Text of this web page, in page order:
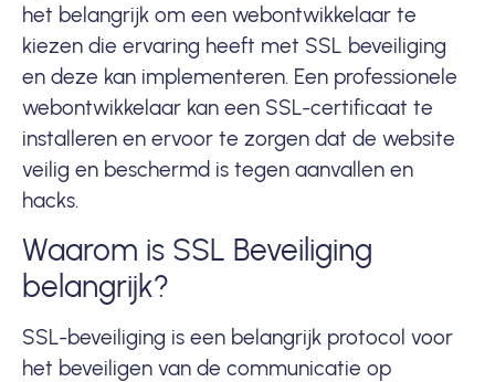
het belangrijk om een webontwikkelaar te
kiezen die ervaring heeft met SSL beveiliging
en deze kan implementeren. Een professionele
webontwikkelaar kan een SSL-certificaat te
installeren en ervoor te zorgen dat de website
veilig en beschermd is tegen aanvallen en
hacks.
Waarom is SSL Beveiliging
belangrijk?
SSL-beveiliging is een belangrijk protocol voor
het beveiligen van de communicatie op